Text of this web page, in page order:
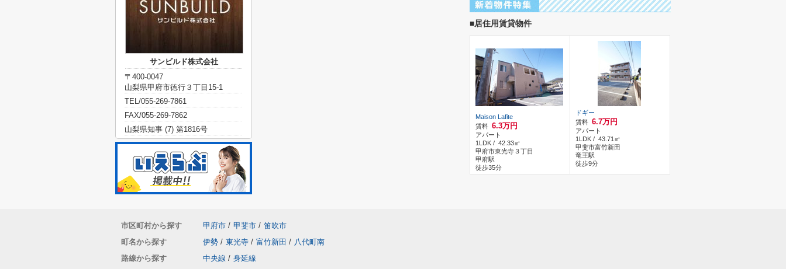
■居住用賃貸物件
Maison Lafite
賃料 6.3万円
アパート
1LDK / 42.33㎡
甲府市東光寺３丁目
甲府駅
徒歩35分
ドギー
賃料 6.7万円
アパート
1LDK / 43.71㎡
甲斐市富竹新田
竜王駅
徒歩9分
サンビルド株式会社
〒400-0047
山梨県甲府市徳行３丁目15-1
TEL/055-269-7861
FAX/055-269-7862
山梨県知事 (7) 第1816号
市区町村から探す 甲府市 / 甲斐市 / 笛吹市
町名から探す
伊勢 / 東光寺 / 富竹新田 / 八代町南
路線から探す
中央線 / 身延線